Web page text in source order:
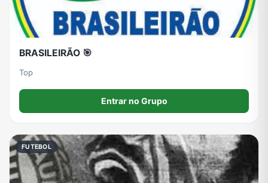
BRASILEIRÃO 🎯
Top
Entrar no Grupo
FUTEBOL